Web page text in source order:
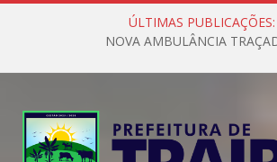
ÚLTIMAS PUBLICAÇÕES:
NOVA AMBULÂNCIA